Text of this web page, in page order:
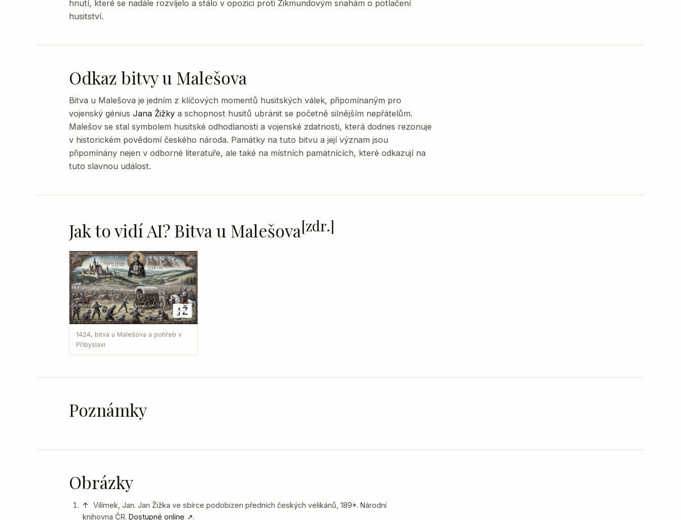
hnutí, které se nadále rozvíjelo a stálo v opozici proti Zikmundovým snahám o potlačení
husitství.
Odkaz bitvy u Malešova
Bitva u Malešova je jedním z klíčových momentů husitských válek, připomínaným pro
vojenský génius Jana Žižky a schopnost husitů ubránit se početně silnějším nepřátelům.
Malešov se stal symbolem husitské odhodlanosti a vojenské zdatnosti, která dodnes rezonuje
v historickém povědomí českého národa. Památky na tuto bitvu a její význam jsou
připomínány nejen v odborné literatuře, ale také na místních památnících, které odkazují na
tuto slavnou událost.
Jak to vidí AI? Bitva u Malešova[zdr.]
1424, bitva u Malešova a pohřeb v
Přibyslavi
Poznámky
Obrázky
↑
Vilímek, Jan. Jan Žižka ve sbírce podobizen předních českých velikánů, 189*. Národní
knihovna ČR.Dostupné online .